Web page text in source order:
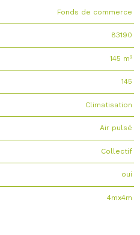
Fonds de commerce
83190
145 m²
145
Climatisation
Air pulsé
Collectif
oui
4mx4m